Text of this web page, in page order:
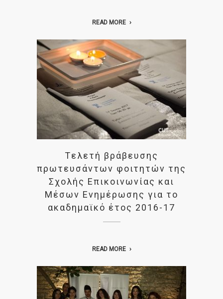
READ MORE
Tελετή βράβευσης
πρωτευσάντων φοιτητών της
Σχολής Επικοινωνίας και
Μέσων Ενημέρωσης για το
ακαδημαϊκό έτος 2016-17
READ MORE